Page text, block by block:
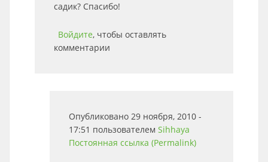
садик? Спасибо!
Войдите, чтобы оставлять
комментарии
Опубликовано 29 ноября, 2010 -
17:51 пользователем Sihhaya
Постоянная ссылка (Permalink)